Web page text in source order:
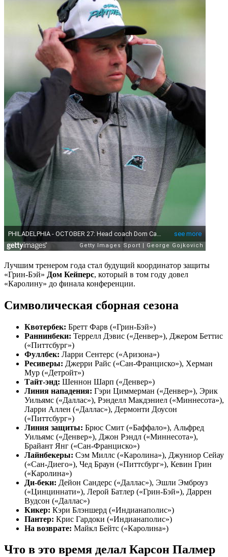
Лучшим тренером года стал будущий координатор защиты
«Грин-Бэй» Дом Кейперс, который в том году довел
«Каролину» до финала конференции.
Символическая сборная сезона
Квотербек: Бретт Фарв («Грин-Бэй»)
Раннинбеки: Террелл Дэвис («Денвер»), Джером Беттис
(«Питтсбург»)
Фуллбек: Ларри Сентерс («Аризона»)
Ресиверы: Джерри Райс («Сан-Франциско»), Херман
Мур («Детройт»)
Тайт-энд: Шеннон Шарп («Денвер»)
Линия нападения: Гэри Циммерман («Денвер»), Эрик
Уильямс («Даллас»), Рэнделл Макдэниел («Миннесота»),
Ларри Аллен («Даллас»), Дермонти Доусон
(«Питтсбург»)
Линия защиты: Брюс Смит («Баффало»), Альфред
Уильямс («Денвер»), Джон Рэндл («Миннесота»),
Брайант Янг («Сан-Франциско»)
Лайнбекеры: Сэм Миллс («Каролина»), Джуниор Сейау
(«Сан-Диего»), Чед Браун («Питтсбург»), Кевин Грин
(«Каролина»)
Ди-беки: Дейон Сандерс («Даллас»), Эшли Эмброуз
(«Цинциннати»), Лерой Батлер («Грин-Бэй»), Даррен
Вудсон («Даллас»)
Кикер: Кэри Блэншерд («Индианаполис»)
Пантер: Крис Гардоки («Индианаполис»)
На возврате: Майкл Бейтс («Каролина»)
Что в это время делал Карсон Палмер